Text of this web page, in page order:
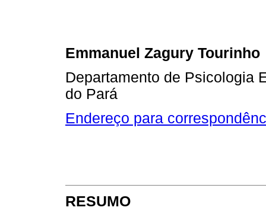
Emmanuel Zagury Tourinho
Departamento de Psicologia
do Pará
Endereço para
RESUMO